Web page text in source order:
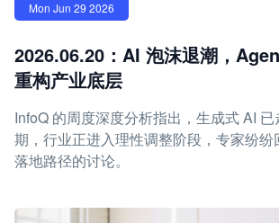
Mon Jun 29 2026
2026.06.20：AI 泡沫退潮，
重构产业底层
InfoQ 的周度深度分析指出，生成式 AI
期，行业正进入理性调整阶段，专家纷纷
落地路径的讨论。